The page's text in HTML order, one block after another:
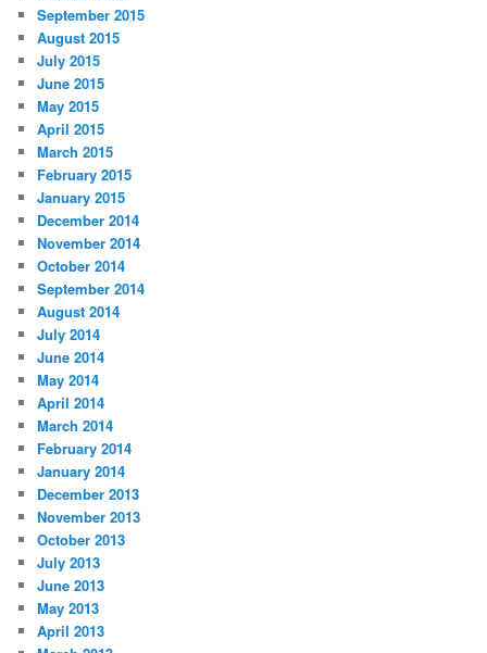
September 2015
August 2015
July 2015
June 2015
May 2015
April 2015
March 2015
February 2015
January 2015
December 2014
November 2014
October 2014
September 2014
August 2014
July 2014
June 2014
May 2014
April 2014
March 2014
February 2014
January 2014
December 2013
November 2013
October 2013
July 2013
June 2013
May 2013
April 2013